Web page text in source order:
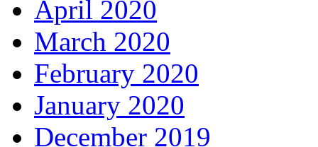
April 2020
March 2020
February 2020
January 2020
December 2019